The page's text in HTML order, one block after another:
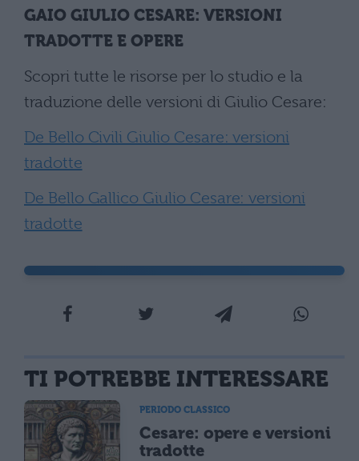
GAIO GIULIO CESARE: VERSIONI
TRADOTTE E OPERE
Scopri tutte le risorse per lo studio e la
traduzione delle versioni di Giulio Cesare:
De Bello Civili Giulio Cesare: versioni
tradotte
De Bello Gallico Giulio Cesare: versioni
tradotte
TI POTREBBE INTERESSARE
PERIODO CLASSICO
Cesare: opere e versioni
tradotte